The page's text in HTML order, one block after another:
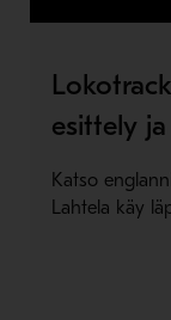
esittely
Katso
Lahtela käy